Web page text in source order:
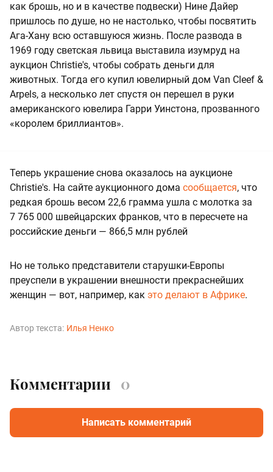
как брошь, но и в качестве подвески) Нине Дайер
пришлось по душе, но не настолько, чтобы посвятить
Ага-Хану всю оставшуюся жизнь. После развода в
1969 году светская львица выставила изумруд на
аукцион Christie's, чтобы собрать деньги для
животных. Тогда его купил ювелирный дом Van Cleef &
Arpels, а несколько лет спустя он перешел в руки
американского ювелира Гарри Уинстона, прозванного
«королем бриллиантов».
Теперь украшение снова оказалось на аукционе
Christie's. На сайте аукционного дома сообщается, что
редкая брошь весом 22,6 грамма ушла с молотка за
7 765 000 швейцарских франков, что в пересчете на
российские деньги — 866,5 млн рублей
Но не только представители старушки-Европы
преуспели в украшении внешности прекраснейших
женщин — вот, например, как это делают в Африке.
Автор текста: Илья Ненко
Комментарии 0
Написать комментарий